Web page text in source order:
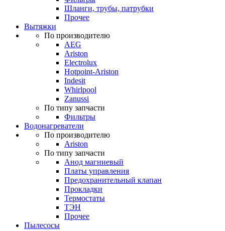
Шланги, трубы, патрубки
Прочее
Вытяжки
По производителю
AEG
Ariston
Electrolux
Hotpoint-Ariston
Indesit
Whirlpool
Zanussi
По типу запчасти
Фильтры
Водонагреватели
По производителю
Ariston
По типу запчасти
Анод магниевый
Платы управления
Предохранительный клапан
Прокладки
Термостаты
ТЭН
Прочее
Пылесосы